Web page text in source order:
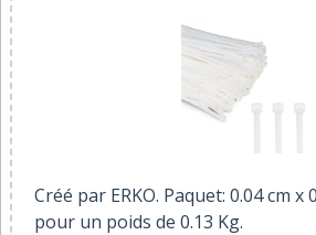
Créé par ERKO. Paquet: 0.04 cm x
pour un poids de 0.13 Kg.